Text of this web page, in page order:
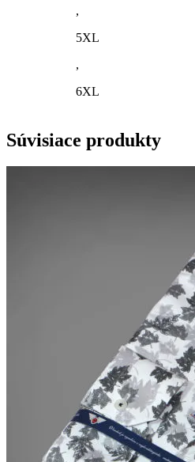
,
5XL
,
6XL
Súvisiace produkty